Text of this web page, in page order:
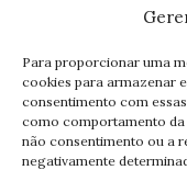
Para proporcionar uma
cookies para armazenar
consentimento com
como comportamento da
não consentimento ou a
negativamente
dezembro 2025
novembro 2025
junho 2025